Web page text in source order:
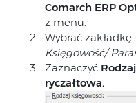
Comarch ERP
z menu:
Wybrać zakładkę
Księgowość/
Zaznaczyć
ryczałtowa.